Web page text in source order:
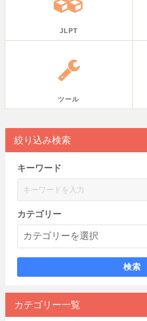
JLPT
ツール
絞り込み検索
キーワード
カテゴリー
検索
カテゴリー一覧